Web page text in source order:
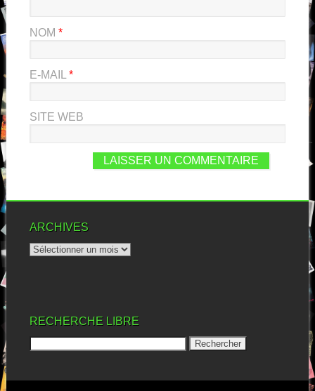
NOM *
E-MAIL *
SITE WEB
ARCHIVES
RECHERCHE LIBRE